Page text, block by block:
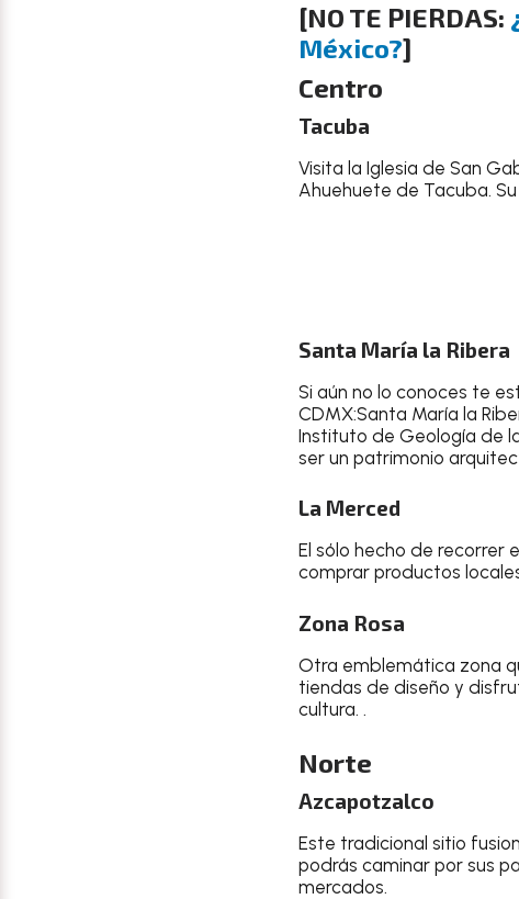
[NO TE PIERDAS:
México?]
Centro
Tacuba
Visita la Iglesia de San
Ahuehuete de Tacuba.
Santa María la Ribera
Si aún no lo conoces te
CDMX:Santa María la
Instituto de Geología de
ser un patrimonio
La Merced
El sólo hecho de recorrer
comprar productos
Zona Rosa
Otra emblemática zona
tiendas de diseño y
cultura. .
Norte
Azcapotzalco
Este tradicional sitio
podrás caminar por sus
mercados.